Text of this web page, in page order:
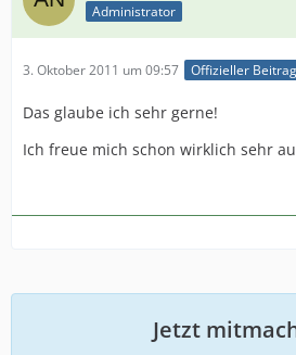
Administrator
3. Oktober 2011 um 09:57 Offizieller Beitrag
Das glaube ich sehr gerne!
Ich freue mich schon wirklich sehr
Jetzt